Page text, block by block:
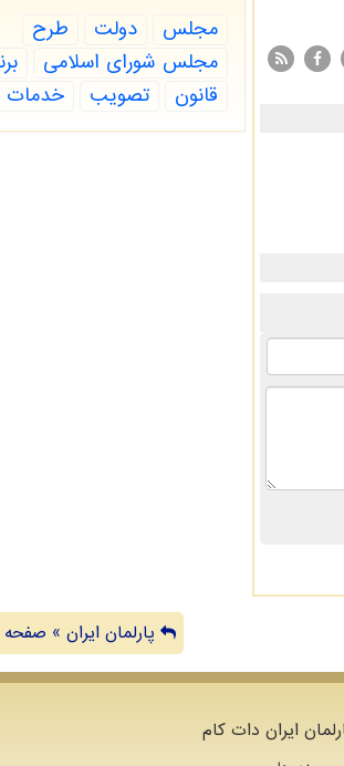
مجلس دولت
طرح
مجلس شورای اسلامی
قانون
تصویب خدمات
پارلمان ایران »
ایران دات کام